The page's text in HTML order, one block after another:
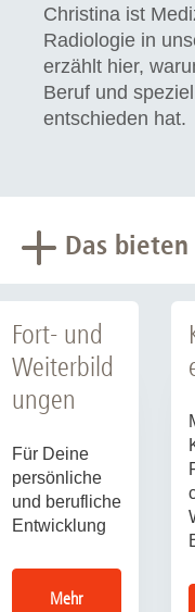
Christina ist
Radiologie in
erzählt hier,
Beruf und
entschieden hat.
Das
Fort- und
Weiterbild
ungen
Für Deine
persönliche
und berufliche
Entwicklung
Mehr